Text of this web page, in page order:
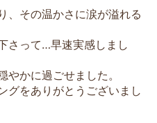
、その温かさに涙が溢れる
さって…早速実感しまし
かに過ごせました。
グをありがとうございまし